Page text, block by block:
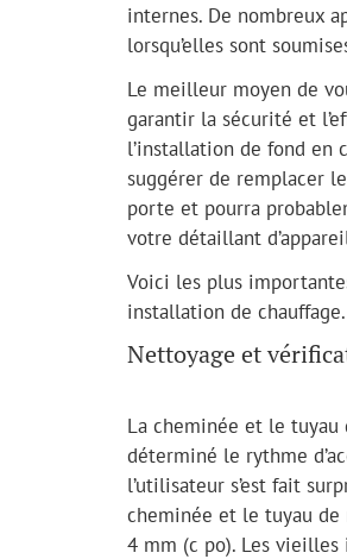
internes. De nombreux
lorsqu’elles sont
Le meilleur moyen de
garantir la sécurité et
l’installation de fond en
suggérer de remplacer
porte et pourra
votre détaillant
Voici les plus
installation de chauffage.
Nettoyage et
La cheminée et le tuyau
déterminé le rythme
l’utilisateur s’est fait
cheminée et le tuyau
4 mm (c po). Les